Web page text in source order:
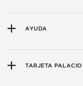
AYUDA
TARJETA PALACIO